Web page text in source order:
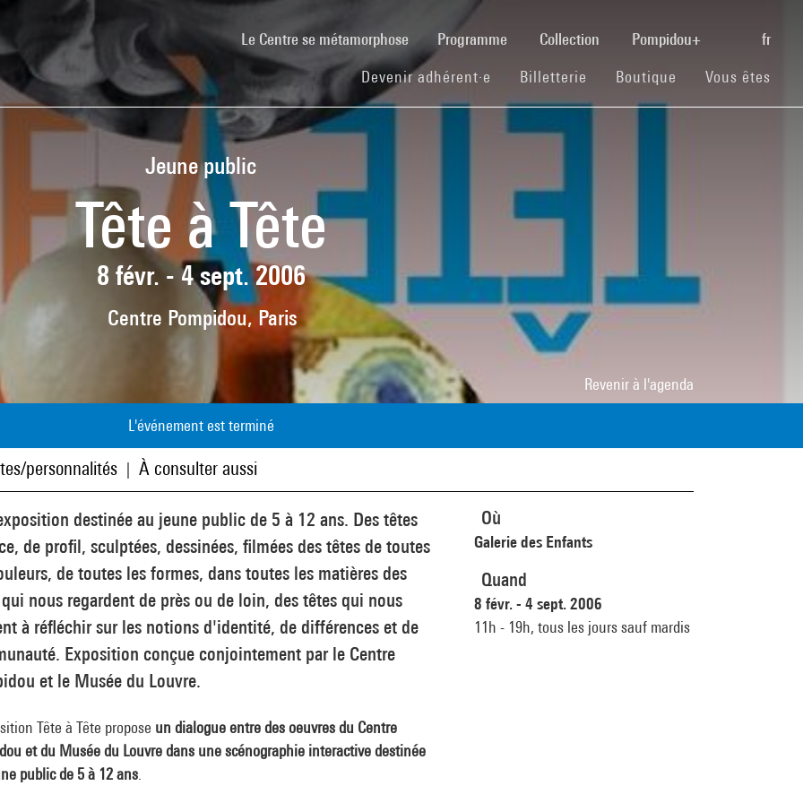
Le Centre se métamorphose(current)Programme Collection Pompidou+ fr
Devenir adhérent·e (current)
Billetterie (current)
Boutique (current)
Vous êtes
Jeune public
Tête à Tête
8 févr. - 4 sept. 2006
Centre Pompidou, Paris
Revenir à l'agenda
L'événement est terminé
personnalités À consulter aussi
destinée au jeune public de 5 à 12 ans. Des têtes
de profil, sculptées, dessinées, filmées des têtes de toutes
de toutes les formes, dans toutes les matières des
nous regardent de près ou de loin, des têtes qui nous
à réfléchir sur les notions d'identité, de différences et de
Exposition conçue conjointement par le Centre
et le Musée du Louvre.
Tête à Tête propose un dialogue entre des oeuvres du Centre
et du Musée du Louvre dans une scénographie interactive destinée
public de 5 à 12 ans
Où
Galerie des Enfants
Quand
8 févr. - 4 sept. 2006
11h - 19h, tous les jours sauf mardis